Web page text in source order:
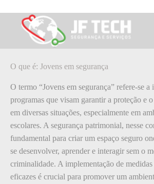
para
conteúdoO que é: Jovens em
O que é: Jovens em segurança
O termo “Jovens em segurança” refere-se a
programas que visam garantir a proteção e
em diversas situações, especialmente em
escolares. A segurança patrimonial, nesse
fundamental para criar um espaço seguro
se desenvolver, aprender e interagir sem o
criminalidade. A implementação de medidas
eficazes é crucial para promover um